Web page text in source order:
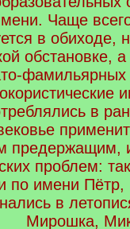
Чаще
в обиходе,
обстановке,
в
предержащим,
проблем:
по имени
в
Мирошка,